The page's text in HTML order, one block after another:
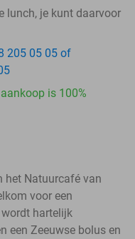
lunch, je kunt daarvoor
205 05 05 of
is 100%
het Natuurcafé van
voor een
hartelijk
een Zeeuwse bolus en